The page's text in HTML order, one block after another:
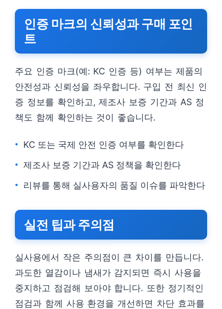
인증 마크의 신뢰성과 구매 포인
트
주요 인증 마크(예: KC 인증 등) 여부는 제품의
안전성과 신뢰성을 좌우합니다. 구입 전 최신 인
증 정보를 확인하고, 제조사 보증 기간과 AS 정
책도 함께 확인하는 것이 좋습니다.
KC 또는 국제 안전 인증 여부를 확인한다
제조사 보증 기간과 AS 정책을 확인한다
리뷰를 통해 실사용자의 품질 이슈를 파악한다
실전 팁과 주의점
실사용에서 작은 주의점이 큰 차이를 만듭니다.
과도한 열감이나 냄새가 감지되면 즉시 사용을
중지하고 점검해 보아야 합니다. 또한 정기적인
점검과 함께 사용 환경을 개선하면 차단 효과를